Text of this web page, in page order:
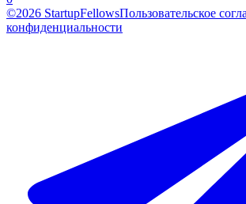
©2026 StartupFellowsПользовательское
конфиденциальности